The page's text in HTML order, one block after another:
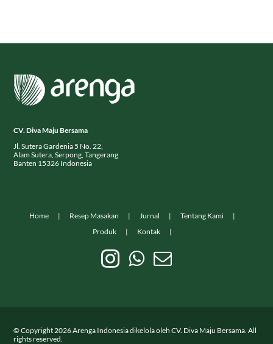
CV. Diva Maju Bersama
Jl. Sutera Gardenia 5 No. 22,
Alam Sutera, Serpong, Tangerang
Banten 15326 Indonesia
Home Resep Masakan Jurnal
Tentang Kami
Produk
Kontak
© Copyright 2026Arenga Indonesia dikelola oleh CV. Diva Maju Bersama. All
rights reserved.